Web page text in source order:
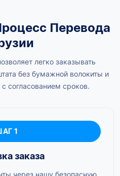
Перевода
легко заказывать
без бумажной волокиты и
согласованием сроков.
1
заказа
через нашу безопасную